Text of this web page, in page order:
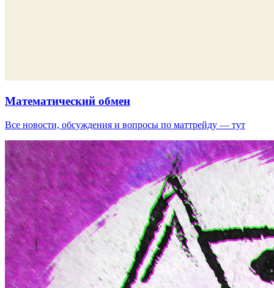
Математический обмен
Все новости, обсуждения и вопросы по маттрейду — тут